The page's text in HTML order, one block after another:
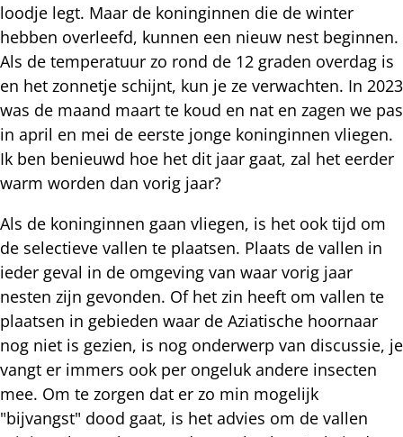
loodje legt. Maar de koninginnen die de winter
hebben overleefd, kunnen een nieuw nest beginnen.
Als de temperatuur zo rond de 12 graden overdag is
en het zonnetje schijnt, kun je ze verwachten. In 2023
was de maand maart te koud en nat en zagen we pas
in april en mei de eerste jonge koninginnen vliegen.
Ik ben benieuwd hoe het dit jaar gaat, zal het eerder
warm worden dan vorig jaar?
Als de koninginnen gaan vliegen, is het ook tijd om
de selectieve vallen te plaatsen. Plaats de vallen in
ieder geval in de omgeving van waar vorig jaar
nesten zijn gevonden. Of het zin heeft om vallen te
plaatsen in gebieden waar de Aziatische hoornaar
nog niet is gezien, is nog onderwerp van discussie, je
vangt er immers ook per ongeluk andere insecten
mee. Om te zorgen dat er zo min mogelijk
"bijvangst" dood gaat, is het advies om de vallen